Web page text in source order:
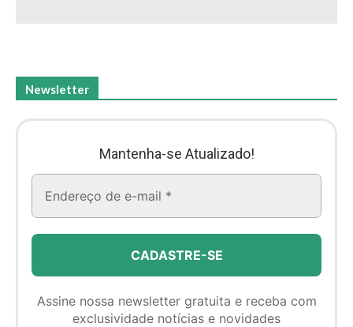
Newsletter
Mantenha-se Atualizado!
Assine nossa newsletter gratuita e receba com
exclusividade notícias e novidades